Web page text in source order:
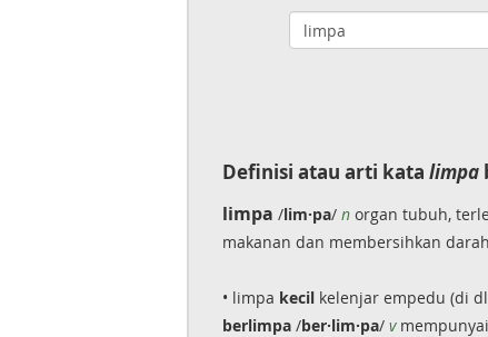
Definisi atau arti kata limpa
limpa /lim·pa/ norgan tubuh,
makanan dan membersihkan
• limpa kecilkelenjar empedu (di
berlimpa/ber·lim·pa/ v